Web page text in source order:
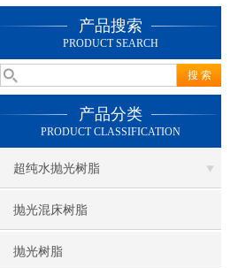
产品搜索
PRODUCT SEARCH
产品分类
PRODUCT CLASSIFICATION
超纯水抛光树脂
抛光混床树脂
抛光树脂